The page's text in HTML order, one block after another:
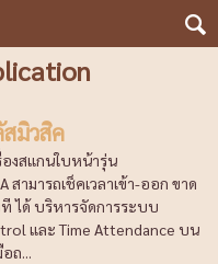
มิวสิค
องสแกนใบหน้ารุ่น
สามารถเช็คเวลาเข้า-ออก ขาด
ที ได้ บริหารจัดการระบบ
และ Time Attendance บน
ถ...